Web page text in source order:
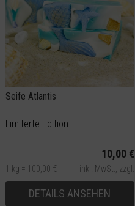
Seife Atlantis
Limiterte Edition
10,00 €
1 kg = 100,00 € inkl. MwSt., zzgl.
Versand
DETAILS ANSEHEN